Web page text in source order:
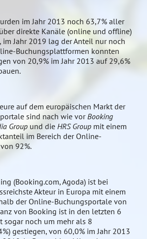
im Jahr 2013 noch 63,7% aller
direkte Kanäle (online und offline)
Jahr 2019 lag der Anteil nur noch
Buchungsplattformen konnten
von 20,9% im Jahr 2013 auf 29,6%
auf dem europäischen Markt der
sind nach wie vor Booking
Group und die HRS Group mit einem
im Bereich der Online-
92%.
(Booking.com, Agoda) ist bei
Akteur in Europa mit einem
der Online-Buchungsportale von
von Booking ist in den letzten 6
sogar noch um mehr als 8
gestiegen, von 60,0% im Jahr 2013